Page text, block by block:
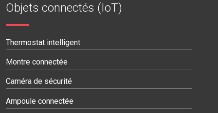
Objets connectés (IoT)
Thermostat intelligent
Montre connectée
Caméra de sécurité
Ampoule connectée